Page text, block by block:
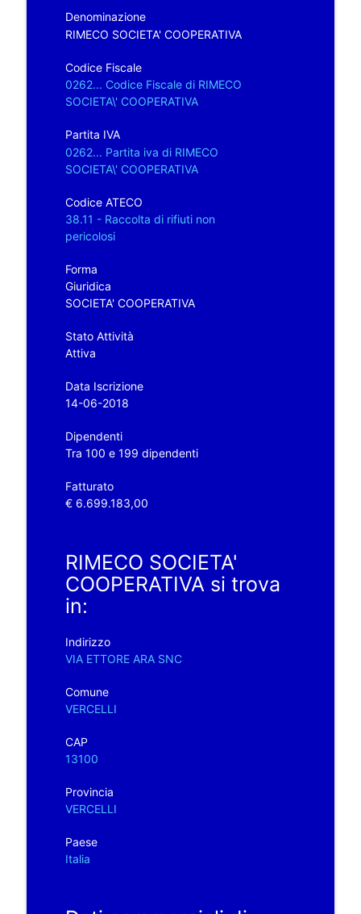
Denominazione
RIMECO SOCIETA' COOPERATIVA
Codice Fiscale
0262... Codice Fiscale di RIMECO
SOCIETA\' COOPERATIVA
Partita IVA
0262... Partita iva di RIMECO
SOCIETA\' COOPERATIVA
Codice ATECO
38.11 - Raccolta di rifiuti non
pericolosi
Forma
Giuridica
SOCIETA' COOPERATIVA
Stato Attività
Attiva
Data Iscrizione
14-06-2018
Dipendenti
Tra 100 e 199 dipendenti
Fatturato
€ 6.699.183,00
RIMECO SOCIETA'
COOPERATIVA si trova
in:
Indirizzo
VIA ETTORE ARA SNC
Comune
VERCELLI
CAP
13100
Provincia
VERCELLI
Paese
Italia